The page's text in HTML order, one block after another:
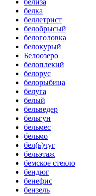
белка
беллетрист
белобрысый
белоголовка
белокурый
Белоозеро
белоплекий
белорус
белорыбица
белуга
белый
бельведер
бельгун
бельмес
бельмо
бел(ь)чуг
бельэтаж
бемское стекло
бендюг
бенефис
бензель